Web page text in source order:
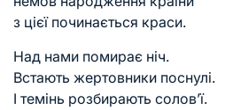
з цієї починається краси.
Над нами помирає ніч.
Встають жертовники поснулі.
І темінь розбирають солов’ї.